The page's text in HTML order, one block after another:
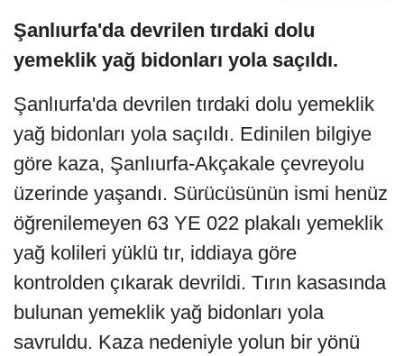
Şanlıurfa'da devrilen tırdaki dolu
yemeklik yağ bidonları yola saçıldı.
Şanlıurfa'da devrilen tırdaki dolu yemeklik
yağ bidonları yola saçıldı. Edinilen bilgiye
göre kaza, Şanlıurfa-Akçakale çevreyolu
üzerinde yaşandı. Sürücüsünün ismi henüz
öğrenilemeyen 63 YE 022 plakalı yemeklik
yağ kolileri yüklü tır, iddiaya göre
kontrolden çıkarak devrildi. Tırın kasasında
bulunan yemeklik yağ bidonları yola
savruldu. Kaza nedeniyle yolun bir yönü